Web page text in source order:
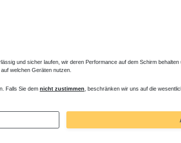
Duschsäule mit Brausethermostat
488,25 € *
und sicher laufen, wir deren Performance auf dem Schirm
welchen Geräten nutzen.
Falls Sie dem nicht zustimmen , beschränken wir uns auf die